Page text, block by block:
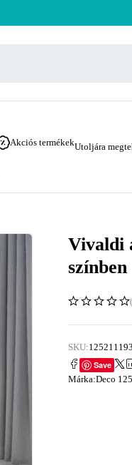
Akciós termékekUtoljára
Vivaldi
színben
SKU:125211193
Save
Márka:Deco 125